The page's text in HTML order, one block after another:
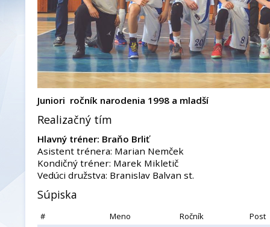
Juniori ročník narodenia 1998 a mladší
Realizačný tím
Hlavný tréner: Braňo Brliť
Asistent trénera: Marian Nemček
Kondičný tréner: Marek Mikletič
Vedúci družstva: Branislav Balvan st.
Súpiska
# Meno Ročník
Post